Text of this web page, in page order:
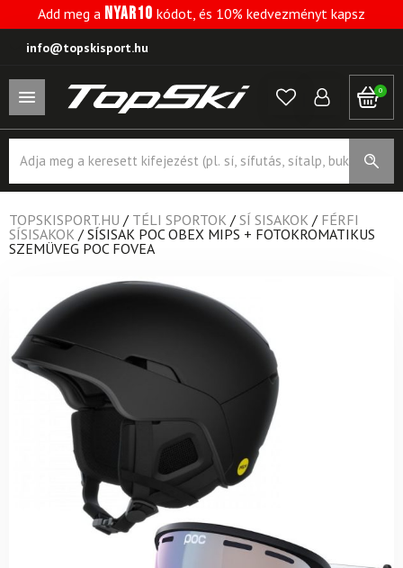
Add meg a NYAR10 kódot, és 10% kedvezményt kapsz
info@topskisport.hu
0
search
TOPSKISPORT.HU / TÉLI SPORTOK / SÍ SISAKOK / FÉRFI
SÍSISAKOK / SÍSISAK POC OBEX MIPS + FOTOKROMATIKUS
SZEMÜVEG POC FOVEA